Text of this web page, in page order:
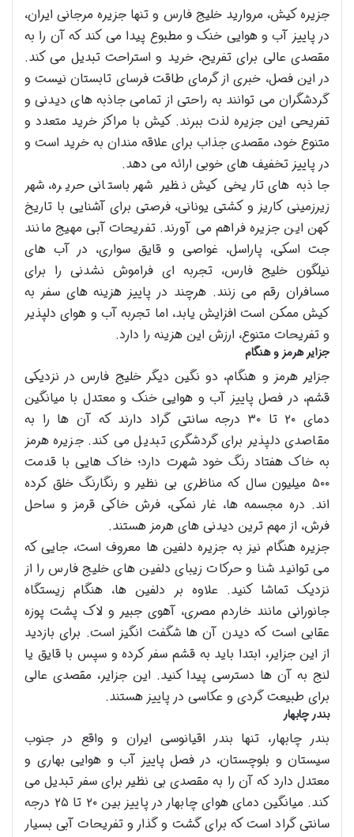
جزیره کیش، مروارید خلیج فارس و تنها جزیره مرجانی ایران،
در پاییز آب و هوایی خنک و مطبوع پیدا می کند که آن را به
مقصدی عالی برای تفریح، خرید و استراحت تبدیل می کند.
در این فصل، خبری از گرمای طاقت فرسای تابستان نیست و
گردشگران می توانند به راحتی از تمامی جاذبه های دیدنی و
تفریحی این جزیره لذت ببرند. کیش با مراکز خرید متعدد و
متنوع خود، مقصدی جذاب برای علاقه مندان به خرید است و
در پاییز تخفیف های خوبی ارائه می دهد.
جاذبه های تاریخی کیش نظیر شهر باستانی حریره، شهر
زیرزمینی کاریز و کشتی یونانی، فرصتی برای آشنایی با تاریخ
کهن این جزیره فراهم می آورند. تفریحات آبی مهیج مانند
جت اسکی، پاراسل، غواصی و قایق سواری، در آب های
نیلگون خلیج فارس، تجربه ای فراموش نشدنی را برای
مسافران رقم می زنند. هرچند در پاییز هزینه های سفر به
کیش ممکن است افزایش یابد، اما تجربه آب و هوای دلپذیر
و تفریحات متنوع، ارزش این هزینه را دارد.
جزایر هرمز و هنگام
جزایر هرمز و هنگام، دو نگین دیگر خلیج فارس در نزدیکی
قشم، در فصل پاییز آب و هوایی خنک و معتدل با میانگین
دمای ۲۰ تا ۳۰ درجه سانتی گراد دارند که آن ها را به
مقاصدی دلپذیر برای گردشگری تبدیل می کند. جزیره هرمز
به خاک هفتاد رنگ خود شهرت دارد؛ خاک هایی با قدمت
۵۰۰ میلیون سال که مناظری بی نظیر و رنگارنگ خلق کرده
اند. دره مجسمه ها، غار نمکی، فرش خاکی قرمز و ساحل
فرش، از مهم ترین دیدنی های هرمز هستند.
جزیره هنگام نیز به جزیره دلفین ها معروف است، جایی که
می توانید شنا و حرکات زیبای دلفین های خلیج فارس را از
نزدیک تماشا کنید. علاوه بر دلفین ها، هنگام زیستگاه
جانورانی مانند خاردم مصری، آهوی جبیر و لاک پشت پوزه
عقابی است که دیدن آن ها شگفت انگیز است. برای بازدید
از این جزایر، ابتدا باید به قشم سفر کرده و سپس با قایق یا
لنج به آن ها دسترسی پیدا کنید. این جزایر، مقصدی عالی
برای طبیعت گردی و عکاسی در پاییز هستند.
بندر چابهار
بندر چابهار، تنها بندر اقیانوسی ایران و واقع در جنوب
سیستان و بلوچستان، در فصل پاییز آب و هوایی بهاری و
معتدل دارد که آن را به مقصدی بی نظیر برای سفر تبدیل می
کند. میانگین دمای هوای چابهار در پاییز بین ۲۰ تا ۲۵ درجه
سانتی گراد است که برای گشت و گذار و تفریحات آبی بسیار